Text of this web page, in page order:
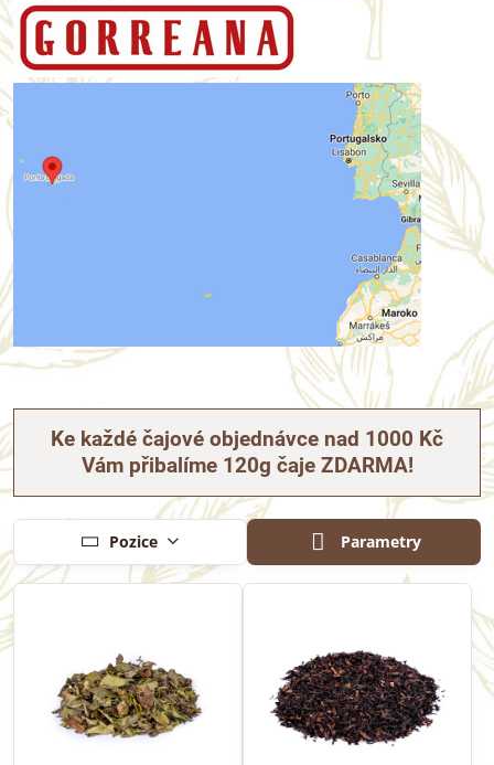
Ke každé čajové objednávce nad 1000 Kč
Vám přibalíme 120g čaje ZDARMA!
Pozice Parametry